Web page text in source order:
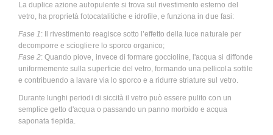
La duplice azione autopulente si trova sul rivestimento esterno del
vetro, ha proprietà fotocatalitiche e idrofile, e funziona in due fasi:
Fase 1: Il rivestimento reagisce sotto l’effetto della luce naturale per
decomporre e sciogliere lo sporco organico;
Fase 2: Quando piove, invece di formare goccioline, l'acqua si diffonde
uniformemente sulla superficie del vetro, formando una pellicola sottile
e contribuendo a lavare via lo sporco e a ridurre striature sul vetro.
Durante lunghi periodi di siccità il vetro può essere pulito con un
semplice getto d'acqua o passando un panno morbido e acqua
saponata tiepida.